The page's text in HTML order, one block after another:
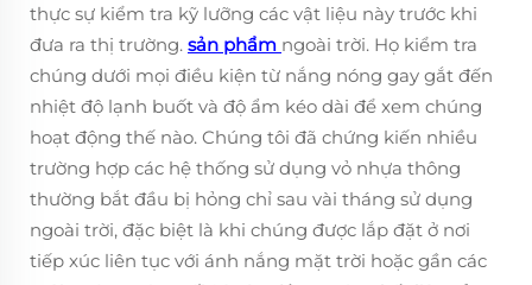
thực sự kiểm tra kỹ lưỡng các vật liệu này trước khi
đưa ra thị trường. sản phẩm ngoài trời. Họ kiểm tra
chúng dưới mọi điều kiện từ nắng nóng gay gắt đến
nhiệt độ lạnh buốt và độ ẩm kéo dài để xem chúng
hoạt động thế nào. Chúng tôi đã chứng kiến nhiều
trường hợp các hệ thống sử dụng vỏ nhựa thông
thường bắt đầu bị hỏng chỉ sau vài tháng sử dụng
ngoài trời, đặc biệt là khi chúng được lắp đặt ở nơi
tiếp xúc liên tục với ánh nắng mặt trời hoặc gần các